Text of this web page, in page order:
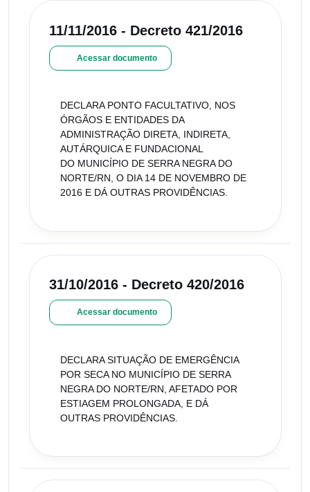
11/11/2016 - Decreto 421/2016
Acessar documento
DECLARA PONTO FACULTATIVO, NOS
ÓRGÃOS E ENTIDADES DA
ADMINISTRAÇÃO DIRETA, INDIRETA,
AUTÁRQUICA E FUNDACIONAL
DO MUNICÍPIO DE SERRA NEGRA DO
NORTE/RN, O DIA 14 DE NOVEMBRO DE
2016 E DÁ OUTRAS PROVIDÊNCIAS.
31/10/2016 - Decreto 420/2016
Acessar documento
DECLARA SITUAÇÃO DE EMERGÊNCIA
POR SECA NO MUNICÍPIO DE SERRA
NEGRA DO NORTE/RN, AFETADO POR
ESTIAGEM PROLONGADA, E DÁ
OUTRAS PROVIDÊNCIAS.